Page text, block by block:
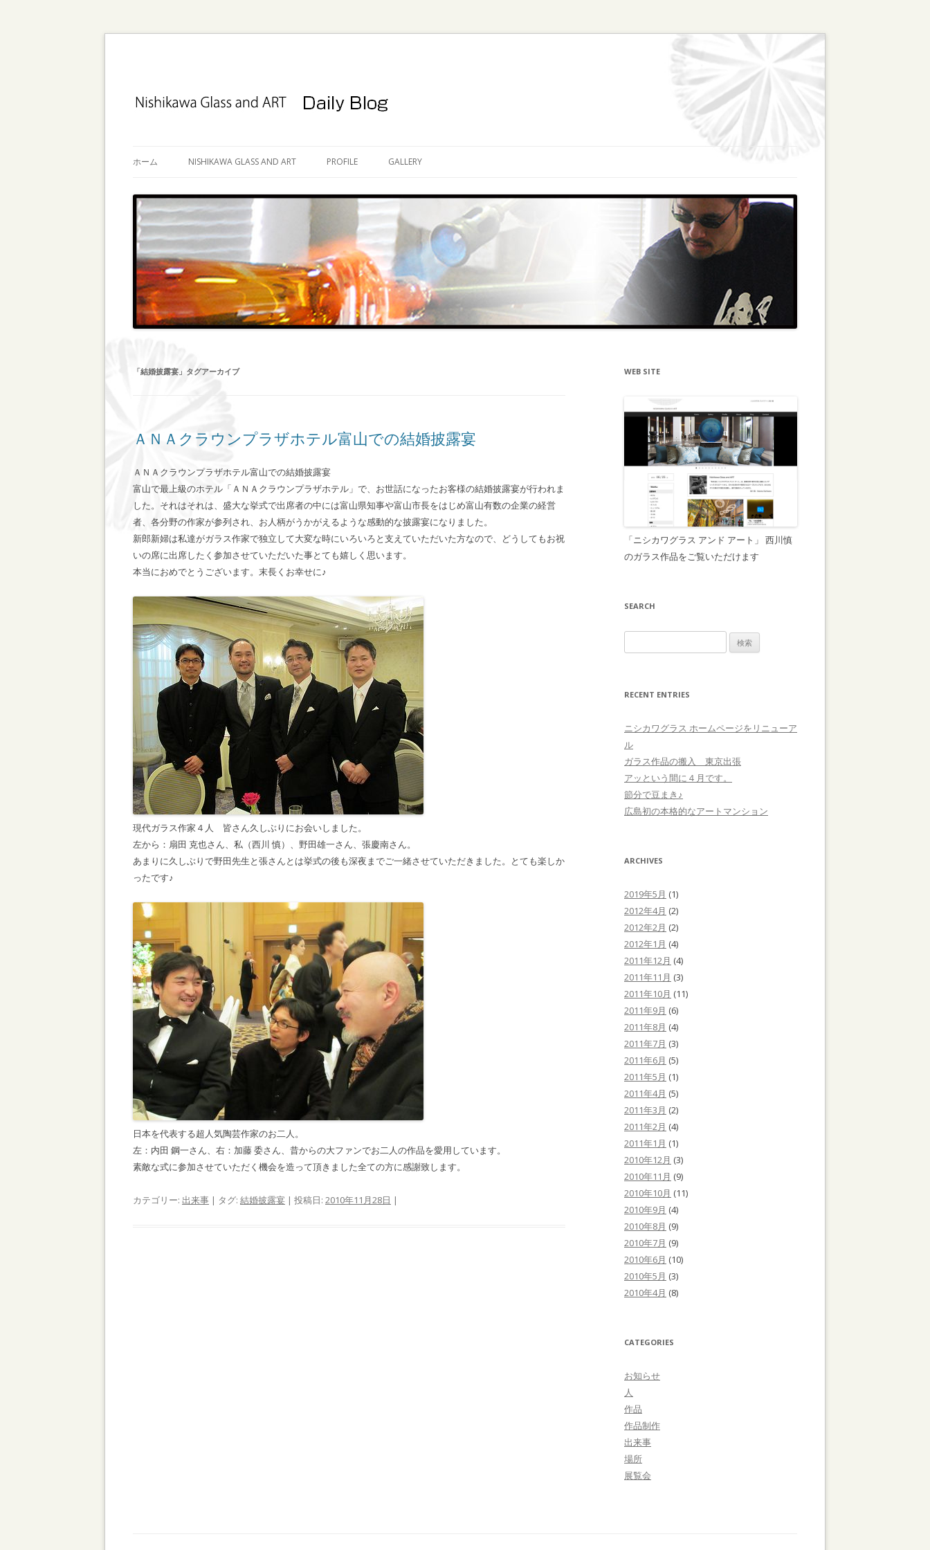
へ
ス
キ
ホーム NISHIKAWA GLASS AND ART PROFILE GALLERY
「結婚披露宴 」タグアーカイブ
ＡＮＡクラウンプラザホテル富山での結婚披露宴
ＡＮＡクラウンプラザホテル富山での結婚披露宴
富山で最上級のホテル「 ＡＮＡクラウンプラザホテル 」で、お世話になったお客様の結婚披露宴が行われま
した。それはそれは、盛大な挙式で出席者の中には富山県知事や富山市長をはじめ富山有数の企業の経営
者、各分野の作家が参列され、お人柄がうかがえるような感動的な披露宴になりました。
新郎新婦は私達がガラス作家で独立して大変な時にいろいろと支えていただいた方なので、どうしてもお祝
いの席に出席したく参加させていただいた事とても嬉しく思います。
本当におめでとうございます。末長くお幸せに♪
現代ガラス作家４人 皆さん久しぶりにお会いしました。
左から：扇田 克也さん、私（西川 慎）、野田雄一さん、張慶南さん。
あまりに久しぶりで野田先生と張さんとは挙式の後も深夜までご一緒させていただきました。とても楽しか
ったです♪
日本を代表する超人気陶芸作家のお二人。
左：内田 鋼一さん、右：加藤 委さん、昔からの大ファンでお二人の作品を愛用しています。
素敵な式に参加させていただく機会を造って頂きました全ての方に感謝致します。
カテゴリー: 出来事 | タグ: 結婚披露宴 | 投稿日: 2010年11月28日 |
WEB SITE
「ニシカワグラス アンド アート」 西川慎
のガラス作品をご覧いただけます
SEARCH
索
RECENT ENTRIES
ニシカワグラス ホームページをリニューア
ル
ガラス作品の搬入 東京出張
アッという間に４月です。
節分で豆まき♪
広島初の本格的なアートマンション
ARCHIVES
2019年5月 (1)
2012年4月 (2)
2012年2月 (2)
2012年1月 (4)
2011年12月 (4)
2011年11月 (3)
2011年10月 (11)
2011年9月 (6)
2011年8月 (4)
2011年7月 (3)
2011年6月 (5)
2011年5月 (1)
2011年4月 (5)
2011年3月 (2)
2011年2月 (4)
2011年1月 (1)
2010年12月 (3)
2010年11月 (9)
2010年10月 (11)
2010年9月 (4)
2010年8月 (9)
2010年7月 (9)
2010年6月 (10)
2010年5月 (3)
2010年4月 (8)
CATEGORIES
お知らせ
人
作品
作品制作
出来事
場所
展覧会